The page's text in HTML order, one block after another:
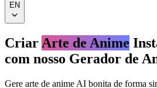
EN
Criar Arte de Anime
com nosso Gerador de
Gere arte de anime AI bonita de forma